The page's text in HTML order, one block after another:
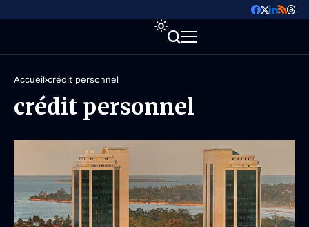
Accueil crédit personnel
crédit personnel